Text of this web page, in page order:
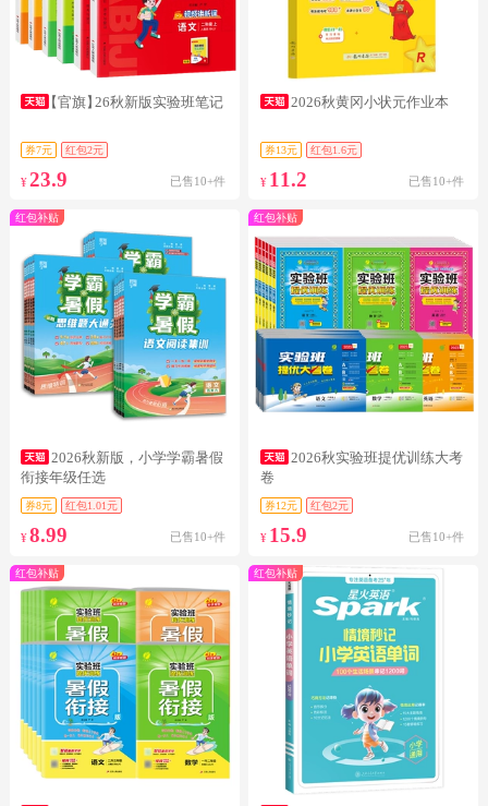
【官旗】26秋新版实验班笔记
券7元 红包2元
¥ 23.9 已售10+件
2026秋黄冈小状元作业本
券13元 红包1.6元
¥ 11.2 已售10+件
红包补贴
2026秋新版，小学学霸暑假
衔接年级任选
券8元 红包1.01元
¥ 8.99 已售10+件
红包补贴
2026秋实验班提优训练大考
卷
券12元 红包2元
¥ 15.9 已售10+件
红包补贴 红包补贴